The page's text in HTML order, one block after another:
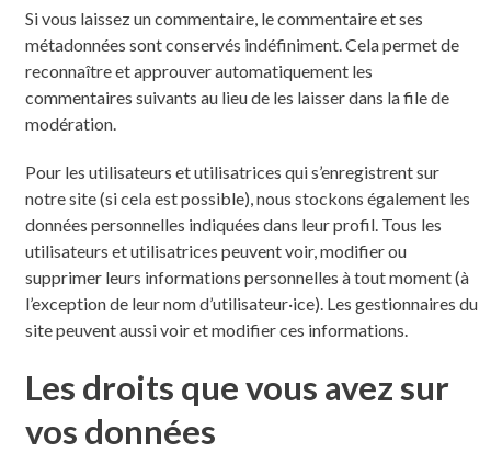
Si vous laissez un commentaire, le commentaire et ses
métadonnées sont conservés indéfiniment. Cela permet de
reconnaître et approuver automatiquement les
commentaires suivants au lieu de les laisser dans la file de
modération.
Pour les utilisateurs et utilisatrices qui s’enregistrent sur
notre site (si cela est possible), nous stockons également les
données personnelles indiquées dans leur profil. Tous les
utilisateurs et utilisatrices peuvent voir, modifier ou
supprimer leurs informations personnelles à tout moment (à
l’exception de leur nom d’utilisateur·ice). Les gestionnaires du
site peuvent aussi voir et modifier ces informations.
Les droits que vous avez sur
vos données